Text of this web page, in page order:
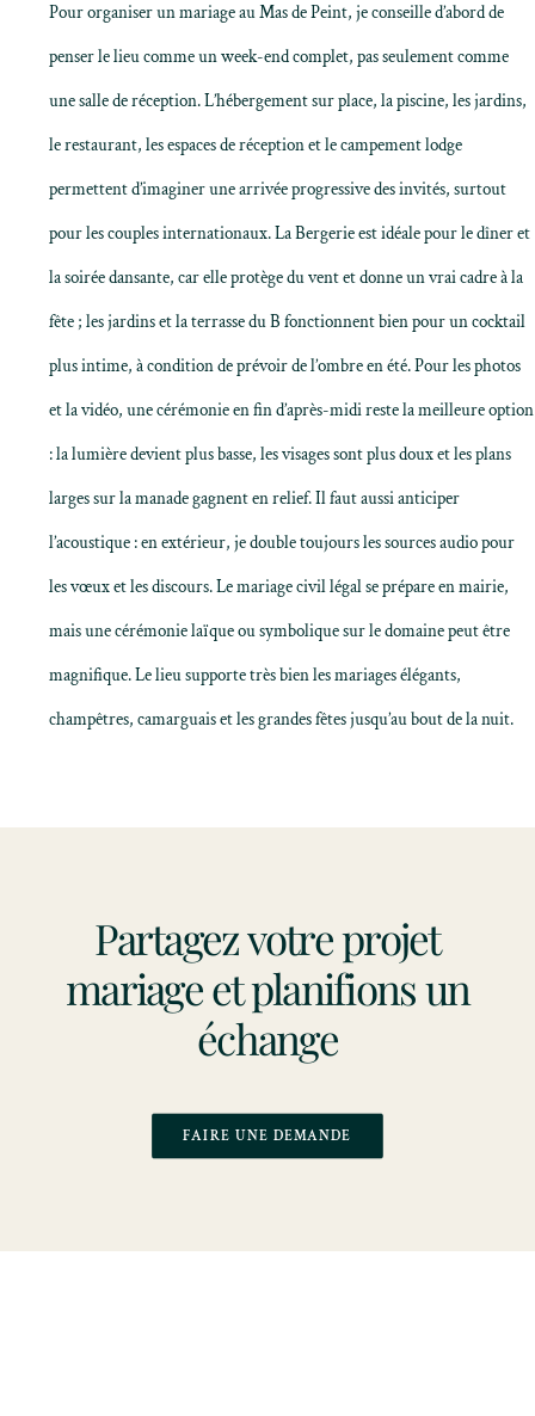
Pour organiser un mariage au Mas de Peint, je conseille d’abord de
penser le lieu comme un week-end complet, pas seulement comme
une salle de réception. L’hébergement sur place, la piscine, les jardins,
le restaurant, les espaces de réception et le campement lodge
permettent d’imaginer une arrivée progressive des invités, surtout
pour les couples internationaux. La Bergerie est idéale pour le dîner et
la soirée dansante, car elle protège du vent et donne un vrai cadre à la
fête ; les jardins et la terrasse du B fonctionnent bien pour un cocktail
plus intime, à condition de prévoir de l’ombre en été. Pour les photos
et la vidéo, une cérémonie en fin d’après-midi reste la meilleure option
: la lumière devient plus basse, les visages sont plus doux et les plans
larges sur la manade gagnent en relief. Il faut aussi anticiper
l’acoustique : en extérieur, je double toujours les sources audio pour
les vœux et les discours. Le mariage civil légal se prépare en mairie,
mais une cérémonie laïque ou symbolique sur le domaine peut être
magnifique. Le lieu supporte très bien les mariages élégants,
champêtres, camarguais et les grandes fêtes jusqu’au bout de la nuit.
Partagez votre projet
mariage et planifions un
échange
FAIRE UNE DEMANDE